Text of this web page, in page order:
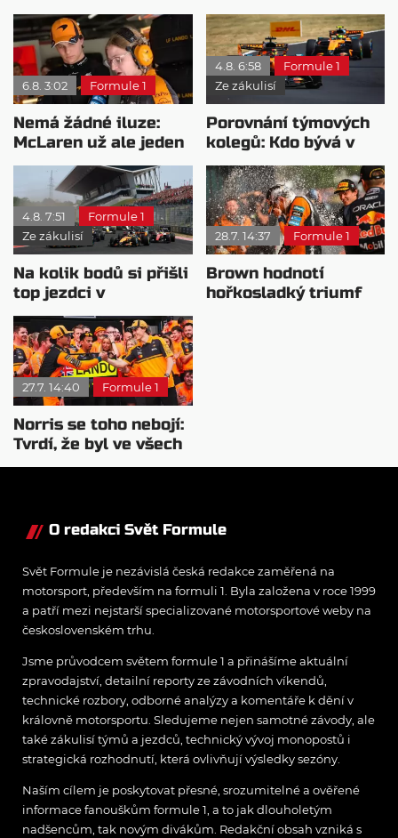
6.8. 3:02 Formule 1
Nemá žádné iluze:
McLaren už ale jeden
návrat ze dna dokázal
4.8. 6:58
Formule 1
Ze zákulisí
Porovnání týmových
kolegů: Kdo bývá v
sobotu nejrychlejší?
4.8. 7:51
Formule 1
Ze zákulisí
Na kolik bodů si přišli
top jezdci v
posledních 4
závodech?
28.7. 14:37 Formule 1
Brown hodnotí
hořkosladký triumf
27.7. 14:40 Formule 1
Norris se toho nebojí:
Tvrdí, že byl ve všech
směrech lepší
O redakci Svět Formule
Svět Formule je nezávislá česká redakce zaměřená na
motorsport, především na formuli 1. Byla založena v roce 1999
a patří mezi nejstarší specializované motorsportové weby na
československém trhu.
Jsme průvodcem světem formule 1 a přinášíme aktuální
zpravodajství, detailní reporty ze závodních víkendů,
technické rozbory, odborné analýzy a komentáře k dění v
královně motorsportu. Sledujeme nejen samotné závody, ale
také zákulisí týmů a jezdců, technický vývoj monopostů i
strategická rozhodnutí, která ovlivňují výsledky sezóny.
Naším cílem je poskytovat přesné, srozumitelné a ověřené
informace fanouškům formule 1, a to jak dlouholetým
nadšencům, tak novým divákům. Redakční obsah vzniká s